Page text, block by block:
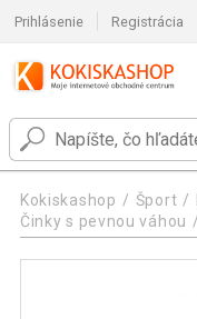
Prihlásenie Registrácia
Kokiskashop Šport
Činky s pevnou váhou